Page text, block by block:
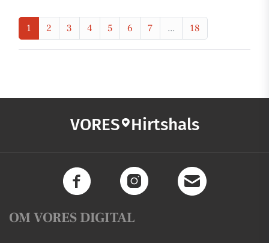
1 2 3 4 5 6 7 ... 18
VORES Hirtshals
OM VORES DIGITAL